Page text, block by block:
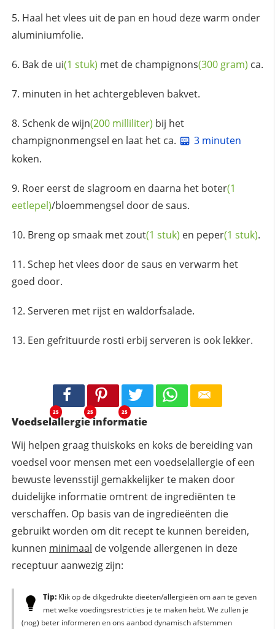
Haal het vlees uit de pan en houd deze warm onder
aluminiumfolie.
Bak de ui(1 stuk) met de champignons(300 gram) ca.
minuten in het achtergebleven bakvet.
Schenk dewijn(200 milliliter) bij het
champignonmengsel en laat het ca.
3 minuten
koken.
Roer eerst de slagroom en daarna het boter(1
eetlepel)/bloemmengsel door de saus.
Breng op smaak metzout(1 stuk) en peper(1 stuk).
Schep het vlees door de saus en verwarm het
goed door.
Serveren met rijst en waldorfsalade.
Een gefrituurde rosti erbij serveren is ook lekker.
25 25 25
Voedselallergie informatie
Wij helpen graag thuiskoks en koks de bereiding van
voedsel voor mensen met een voedselallergie of een
bewuste levensstijl gemakkelijker te maken door
duidelijke informatie omtrent de ingrediënten te
verschaffen. Op basis van de ingredieënten die
gebruikt worden om dit recept te kunnen bereiden,
kunnen minimaal de volgende allergenen in deze
receptuur aanwezig zijn:
Tip:Klik op de dikgedrukte dieëten/allergieën om aan te geven
met welke voedingsrestricties je te maken hebt. We zullen je
(nog) beter informeren en ons aanbod dynamisch afstemmen